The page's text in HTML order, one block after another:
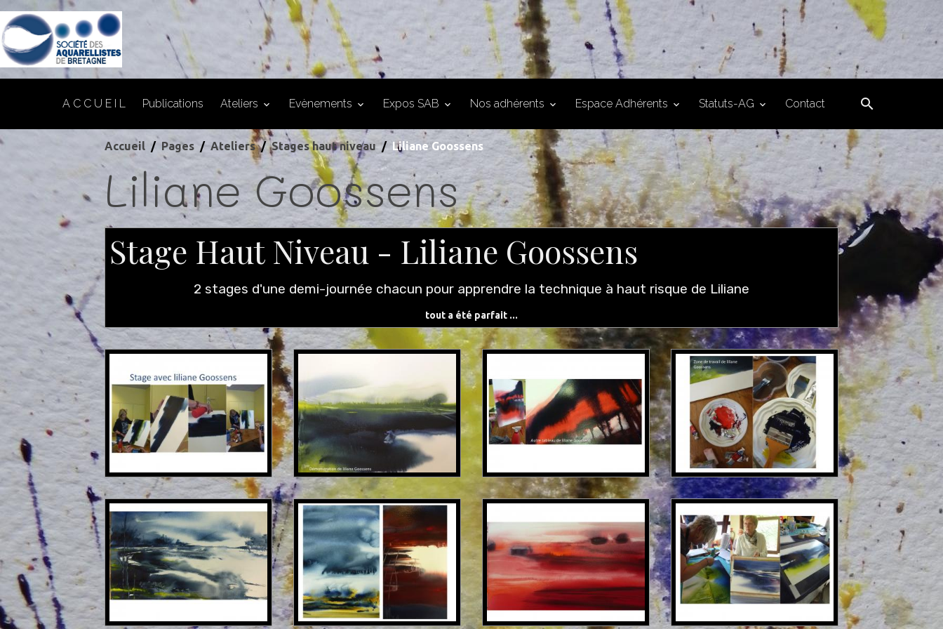
A C C U E I L Publications Ateliers Evènements Expos SAB Nos adhérents Espace Adhérents Statuts-AG Contact
Accueil Pages Ateliers Stages haut niveau Liliane Goossens
Liliane Goossens
Stage Haut Niveau - Liliane Goossens
2 stages d'une demi-journée chacun pour apprendre la technique à haut risque de Liliane
tout a été parfait ...